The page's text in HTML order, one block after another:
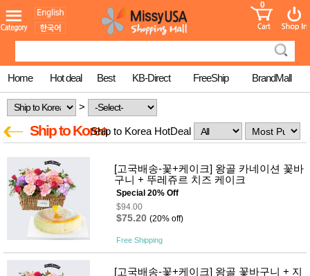
도 어린이
청소년
컬러링
북
한국학
습지
미국학
습지
꽃배송
건 홍삼전
문브랜
드
건강보
조제품
품
MissyShop
Login
0
Home Hot deal Best KB-Direct FreeShip BrandMall
>
Ship to KoreaShip to Korea HotDeal
[고국배송-꽃+케이크] 왕골 카네이션 꽃바
구니 + 뚜레쥬르 치즈 케이크
Special 20% Off
$94.00
$75.20 (20% off)
Free Shipping
[고국배송-꽃+케이크] 왕골 꽃바구니 + 지